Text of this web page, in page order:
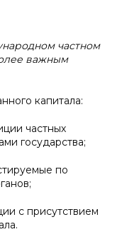
частном
важным
капитала:
частных
государства;
по
с присутствием